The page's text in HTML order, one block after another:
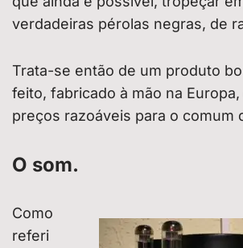
verdadeiras pérolas negras, de
Trata-se então de um produto
feito, fabricado à mão na
preços razoáveis para o comum
O som.
Como
referi